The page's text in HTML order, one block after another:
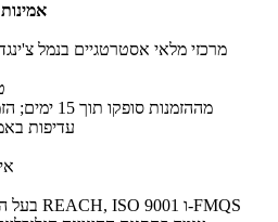
מרכזי מלאי אסטרטגיים בנמל
עדיפות
בעל הסמכה משולשת תחת תקני REACH, ISO 9001 ו-FMQS